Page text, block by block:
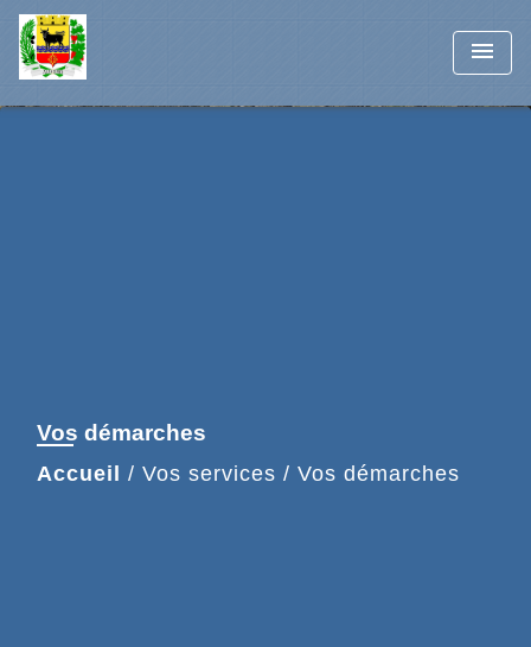
menu
Vos démarches
Accueil / Vos services / Vos démarches